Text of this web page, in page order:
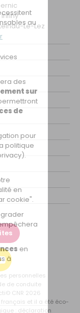
Le-Lez
personnelles
de conduite
© CNR 2026
et il a été éco-
: déclaration